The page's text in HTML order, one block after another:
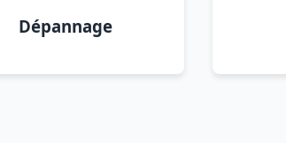
Dépannage